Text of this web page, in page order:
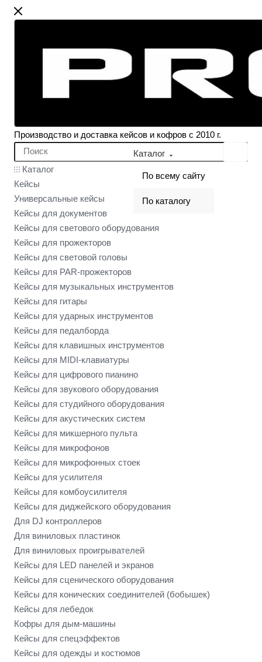
Производство и доставка кейсов и кофров с 2010 г.
Каталог
По всему сайту
По каталогу
Каталог
Кейсы
Универсальные кейсы
Кейсы для документов
Кейсы для светового оборудования
Кейсы для прожекторов
Кейсы для световой головы
Кейсы для PAR-прожекторов
Кейсы для музыкальных инструментов
Кейсы для гитары
Кейсы для ударных инструментов
Кейсы для педалборда
Кейсы для клавишных инструментов
Кейсы для MIDI-клавиатуры
Кейсы для цифрового пианино
Кейсы для звукового оборудования
Кейсы для студийного оборудования
Кейсы для акустических систем
Кейсы для микшерного пульта
Кейсы для микрофонов
Кейсы для микрофонных стоек
Кейсы для усилителя
Кейсы для комбоусилителя
Кейсы для диджейского оборудования
Для DJ контроллеров
Для виниловых пластинок
Для виниловых проигрывателей
Кейсы для LED панелей и экранов
Кейсы для сценического оборудования
Кейсы для конических соединителей (бобышек)
Кейсы для лебедок
Кофры для дым-машины
Кейсы для спецэффектов
Кейсы для одежды и костюмов